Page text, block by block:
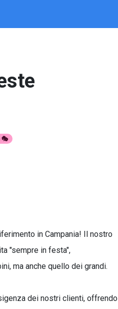
🎭
in Campania! Il nostro
"sempre in festa",
ma anche quello dei grandi.
dei nostri clienti, offrendo